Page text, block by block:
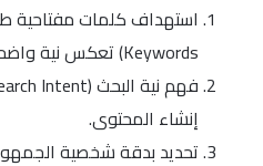
Keywords) تعكس نية واضحة للشراء أو طلب الخدمة.
إنشاء المحتوى.